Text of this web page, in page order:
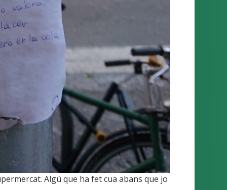
Algú que ha fet cua abans que jo